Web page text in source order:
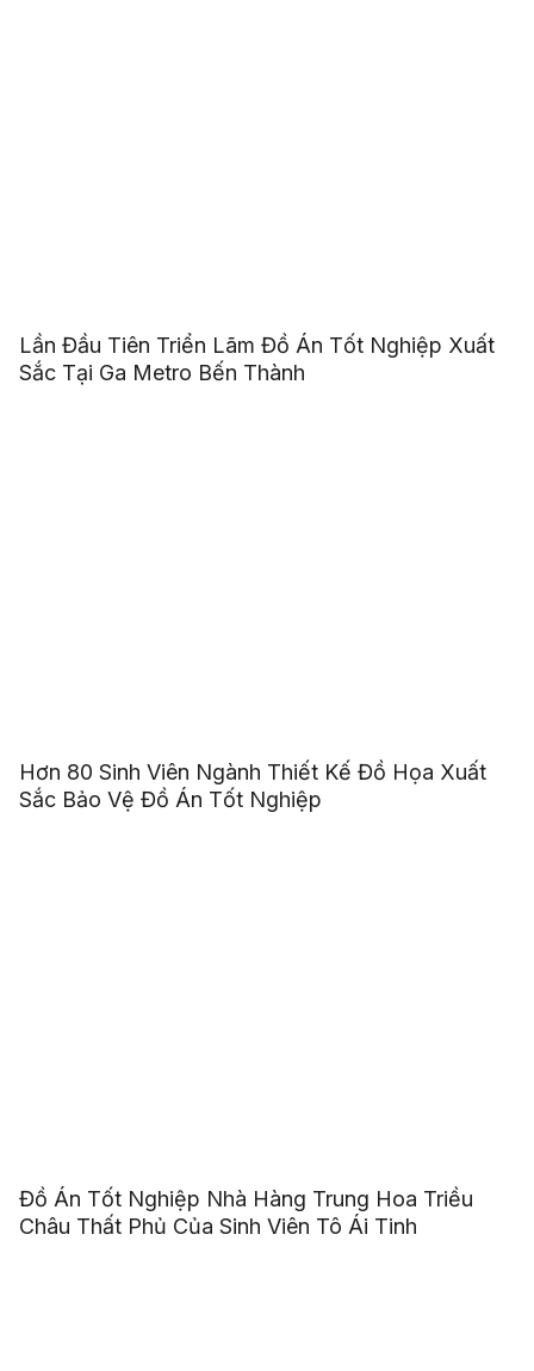
Lần Đầu Tiên Triển Lãm Đồ Án Tốt Nghiệp Xuất
Sắc Tại Ga Metro Bến Thành
Hơn 80 Sinh Viên Ngành Thiết Kế Đồ Họa Xuất
Sắc Bảo Vệ Đồ Án Tốt Nghiệp
Đồ Án Tốt Nghiệp Nhà Hàng Trung Hoa Triều
Châu Thất Phủ Của Sinh Viên Tô Ái Tinh